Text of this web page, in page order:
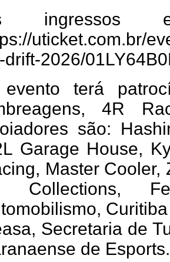
ingressos
uticket.com.br/
drift-2026/
terá
4R
são:
Garage House,
Master Cooler,
Collections,
Secretaria de
de Esports.